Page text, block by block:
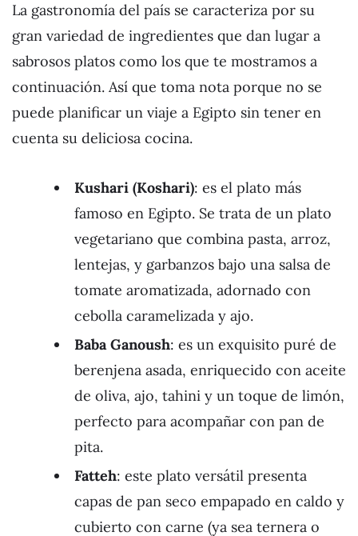
La gastronomía del país se caracteriza por su
gran variedad de ingredientes que dan lugar a
sabrosos platos como los que te mostramos a
continuación. Así que toma nota porque no se
puede planificar un viaje a Egipto sin tener en
cuenta su deliciosa cocina.
Kushari (Koshari): es el plato más
famoso en Egipto. Se trata de un plato
vegetariano que combina pasta, arroz,
lentejas, y garbanzos bajo una salsa de
tomate aromatizada, adornado con
cebolla caramelizada y ajo.
Baba Ganoush: es un exquisito puré de
berenjena asada, enriquecido con aceite
de oliva, ajo, tahini y un toque de limón,
perfecto para acompañar con pan de
pita.
Fatteh: este plato versátil presenta
capas de pan seco empapado en caldo y
cubierto con carne (ya sea ternera o